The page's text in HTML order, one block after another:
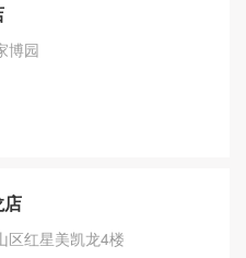
博园
店
区红星美凯龙4楼